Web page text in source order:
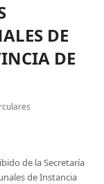
DE
DE
de la Secretaría
de Instancia